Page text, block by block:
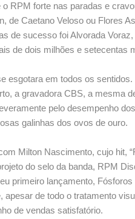
RPM forte nas paradas e
de Caetano Veloso ou Flores
de sucesso foi Alvorada
de dois milhões e setecentas
esgotara em todos os
a gravadora CBS, a mesma
pelo desempenho
galinhas dos ovos de ouro.
Milton Nascimento, cujo hit,
do selo da banda, RPM
primeiro lançamento,
apesar de todo o tratamento
de vendas satisfatório.